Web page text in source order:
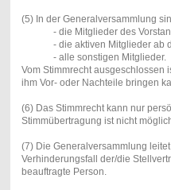
(5) In der Generalversammlung
- die Mitglieder des
- die aktiven Mitglieder ab
- alle sonstigen Mitglieder.
Vom Stimmrecht ausgeschlossen
ihm Vor- oder Nachteile bringen
(6) Das Stimmrecht kann nur
Stimmübertragung ist nicht
(7) Die Generalversammlung
Verhinderungsfall der/die
beauftragte Person.